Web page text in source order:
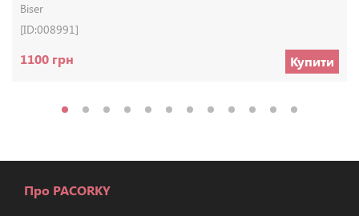
Biser
[ID:008991]
1100 грн Купити
Про PACORKY